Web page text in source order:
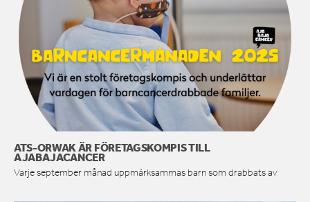
ATS-ORWAK ÄR FÖRETAGSKOMPIS TILL
AJABAJACANCER
Varje september månad uppmärksammas barn som drabbats av